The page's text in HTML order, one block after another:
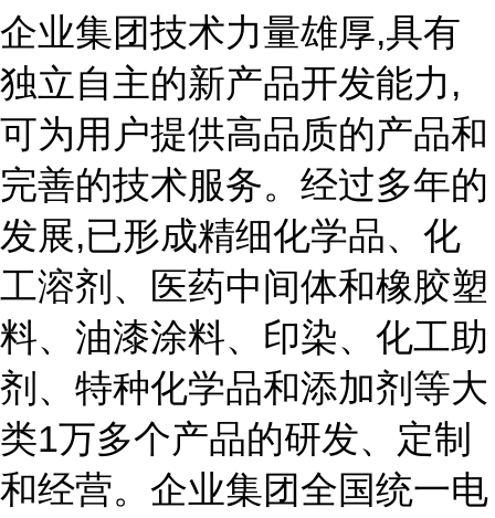
企业集团技术力量雄厚,具有
独立自主的新产品开发能力,
可为用户提供高品质的产品和
完善的技术服务。经过多年的
发展,已形成精细化学品、化
工溶剂、医药中间体和橡胶塑
料、油漆涂料、印染、化工助
剂、特种化学品和添加剂等大
类1万多个产品的研发、定制
和经营。企业集团全国统一电